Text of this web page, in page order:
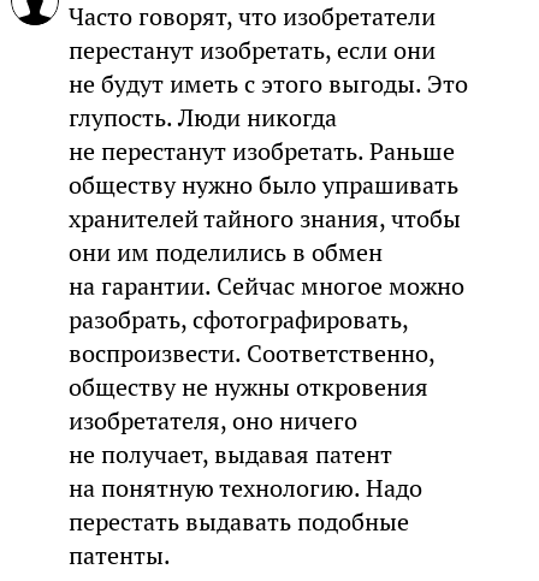
Часто говорят, что изобретатели
перестанут изобретать, если они
не будут иметь с этого выгоды. Это
глупость. Люди никогда
не перестанут изобретать. Раньше
обществу нужно было упрашивать
хранителей тайного знания, чтобы
они им поделились в обмен
на гарантии. Сейчас многое можно
разобрать, сфотографировать,
воспроизвести. Соответственно,
обществу не нужны откровения
изобретателя, оно ничего
не получает, выдавая патент
на понятную технологию. Надо
перестать выдавать подобные
патенты.